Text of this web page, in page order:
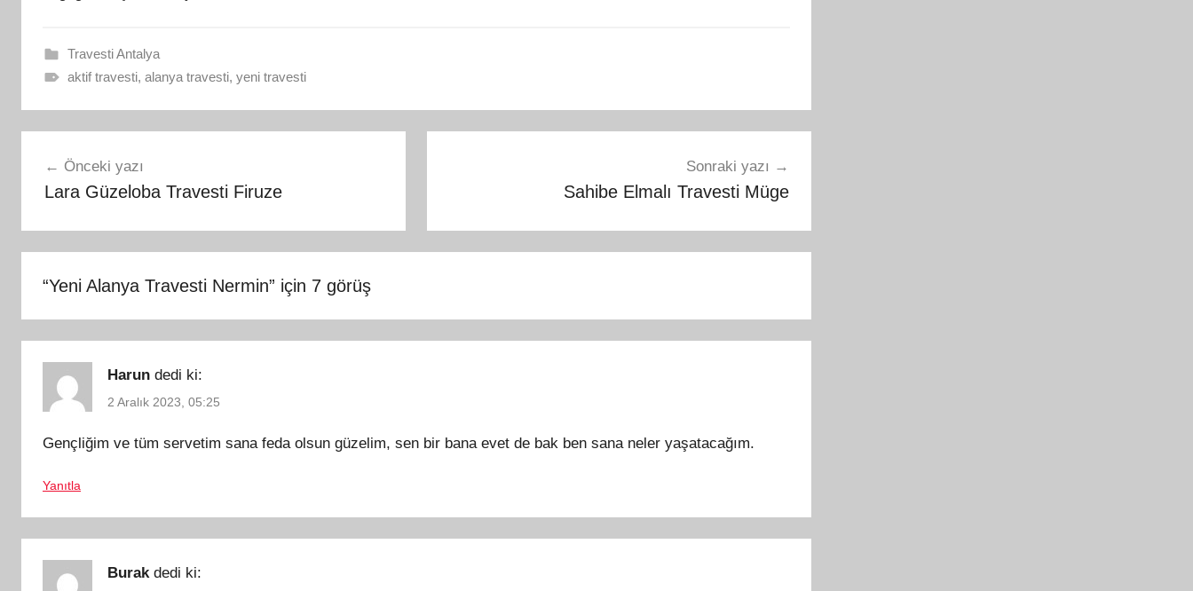
Travesti Antalya
aktif travesti, alanya travesti, yeni travesti
gezinmesi
Önceki yazı
Lara Güzeloba Travesti Firuze
Sonraki yazı
Sahibe Elmalı Travesti Müge
“Yeni Alanya Travesti Nermin” için 7 görüş
Harun dedi ki:
2 Aralık 2023, 05:25
Gençliğim ve tüm servetim sana feda olsun güzelim, sen bir bana evet de bak ben sana neler yaşatacağım.
Yanıtla
Burak dedi ki: